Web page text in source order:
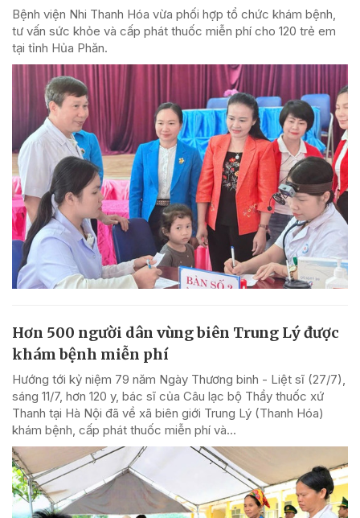
Bệnh viện Nhi Thanh Hóa vừa phối hợp tổ chức khám bệnh,
tư vấn sức khỏe và cấp phát thuốc miễn phí cho 120 trẻ em
tại tỉnh Hủa Phăn.
Hơn 500 người dân vùng biên Trung Lý được
khám bệnh miễn phí
Hướng tới kỷ niệm 79 năm Ngày Thương binh - Liệt sĩ (27/7),
sáng 11/7, hơn 120 y, bác sĩ của Câu lạc bộ Thầy thuốc xứ
Thanh tại Hà Nội đã về xã biên giới Trung Lý (Thanh Hóa)
khám bệnh, cấp phát thuốc miễn phí và...